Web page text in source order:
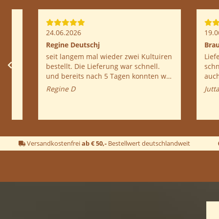
09.06.2026
Sehr Zufrieden mit der Lieferung
Einfache Handhabung, Gute
Beschreibung, Preisleistung OK,
warten auf Ergebnis.
Franz P
Immer
Tolle Service, schon
bestellt
Mal gut
Versandkostenfreiab € 50,- Bestellwert deutschlandweit